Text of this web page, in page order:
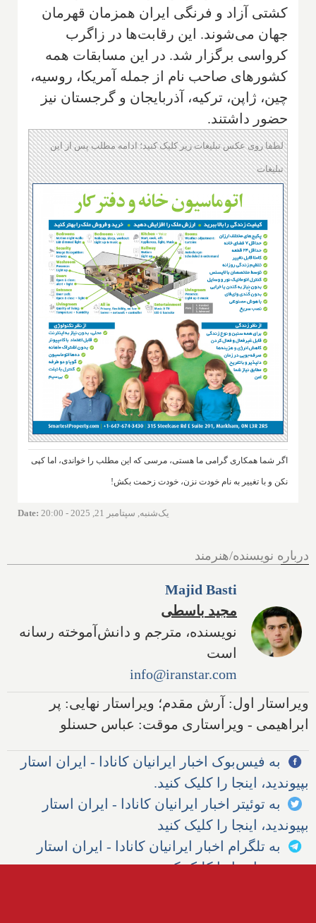
کشتی آزاد و فرنگی ایران همزمان قهرمان
جهان می‌شوند. این رقابت‌ها در زاگرب
کرواسی برگزار شد. در این مسابقات همه
کشورهای صاحب نام از جمله آمریکا، روسیه،
چین، ژاپن، ترکیه، آذربایجان و گرجستان نیز
حضور داشتند.
لطفا روی عکس تبلیغات زیر کلیک کنید؛ ادامه مطلب پس از این
تبلیغات
اگر شما همکاری گرامی ما هستی، مرسی که این مطلب را خواندی، اما کپی
نکن و با تغییر به نام خودت نزن، خودت زحمت بکش!
Date: یک‌شنبه, سپتامبر 21, 2025 - 20:00
درباره نویسنده/هنرمند
Majid Basti
مجید باسطی
نویسنده، مترجم و دانش‌آموخته رسانه
است
info@iranstar.com
ویراستار اول: آرش مقدم؛ ویراستار نهایی: پر
ابراهیمی - ویراستاری موقت: عباس حسنلو
به فیس‌بوک اخبار ایرانیان کانادا - ایران استار
بپیوندید، اینجا را کلیک کنید.
به توئیتر اخبار ایرانیان کانادا - ایران استار
بپیوندید، اینجا را کلیک کنید
به تلگرام اخبار ایرانیان کانادا - ایران استار
بپیوندید، اینجا را کلیک کنید